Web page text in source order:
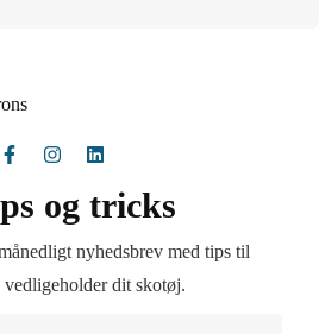
og tricks
nyhedsbrev med tips til
dit skotøj.